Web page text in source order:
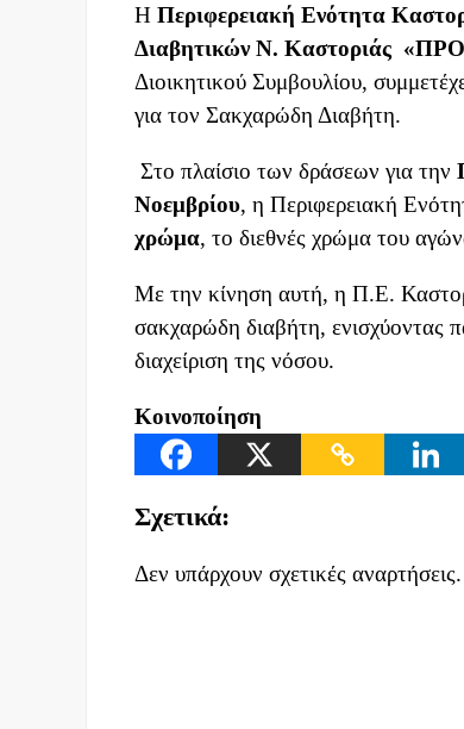
Η Περιφερειακή Ενότητα
Διαβητικών Ν. Καστοριάς
Διοικητικού Συμβουλίου,
για τον Σακχαρώδη Διαβήτη.
Στο πλαίσιο των δράσεων για την
Νοεμβρίου, η Περιφερειακή
χρώμα, το διεθνές χρώμα του
Με την κίνηση αυτή, η Π.Ε.
σακχαρώδη διαβήτη, ενισχύοντας
διαχείριση της νόσου.
Κοινοποίηση
Σχετικά:
Δεν υπάρχουν σχετικές αναρτήσεις.